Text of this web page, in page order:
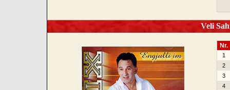
Veli
Nr.
1
2
3
4